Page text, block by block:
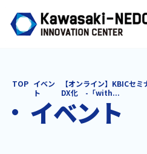
TOP イベン
ト
【オンライン】KBICセ
DX化 -「with...
イベント